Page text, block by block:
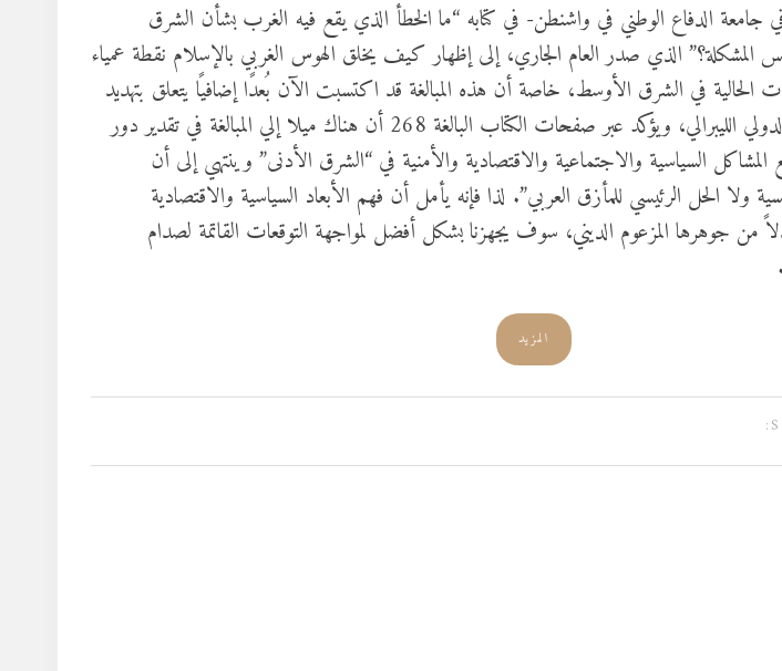
جامعة الدفاع الوطني في واشنطن- في كتابه “ما الخطأ الذي يقع فيه الغرب بشأن الشرق
المشكلة؟” الذي صدر العام الجاري، إلى إظهار كيف يخلق الهوس الغربي بالإسلام نقطة عمياء
في الشرق الأوسط، خاصة أن هذه المبالغة قد اكتسبت الآن بُعدًا إضافيًا يتعلق بتهديد
للديمقراطية الغربية والنظام الدولي الليبرالي، ويؤكد عبر صفحات الكتاب البالغة 268 أن هناك ميلا إلي المبالغة في تقدير دور
السياسية والاجتماعية والاقتصادية والأمنية في “الشرق الأدنى” وينتهي إلى أن
ولا الحل الرئيسي للمأزق العربي”. لذا فإنه يأمل أن فهم الأبعاد السياسية والاقتصادية
من جوهرها المزعوم الديني، سوف يجهزنا بشكل أفضل لمواجهة التوقعات القاتمة لصدام
المزيد